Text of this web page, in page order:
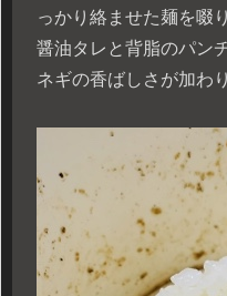
っかり絡ませた麺を啜
醤油タレと背脂のパン
ネギの香ばしさが加わ